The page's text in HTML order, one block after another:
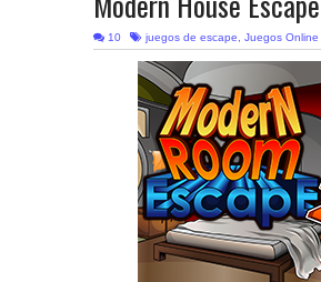
10 juegos de escape, Juegos Online